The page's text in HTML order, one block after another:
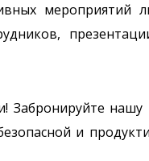
мероприятий
Забронируйте
и